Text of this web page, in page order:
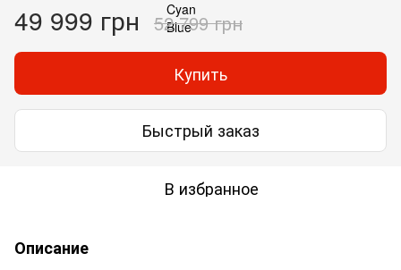
49 999 грн 52 799 грн
Купить
Быстрый заказ
В избранное
Описание